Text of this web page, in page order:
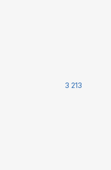
3 213